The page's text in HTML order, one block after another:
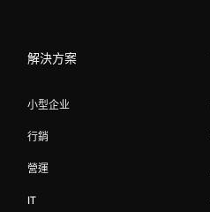
解決方案
小型企业
行銷
營運
IT